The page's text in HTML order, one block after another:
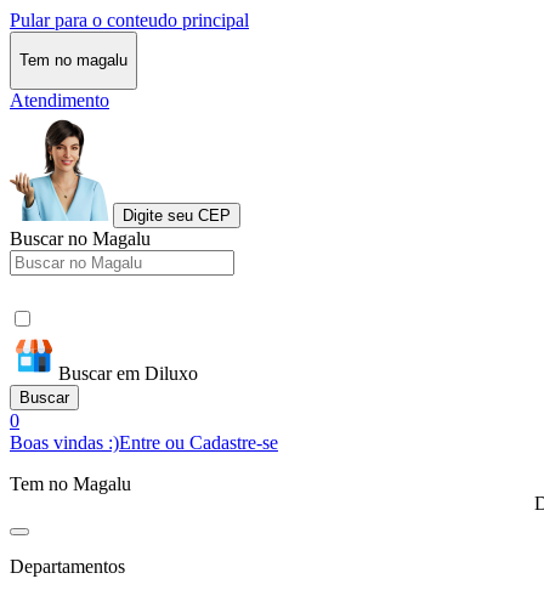
Pular para o conteudo principal
Tem no magalu
Atendimento
Digite seu CEP
Buscar no Magalu
Buscar em Diluxo
Buscar
0
Boas vindas :)Entre ou Cadastre-se
Tem no Magalu
Departamentos